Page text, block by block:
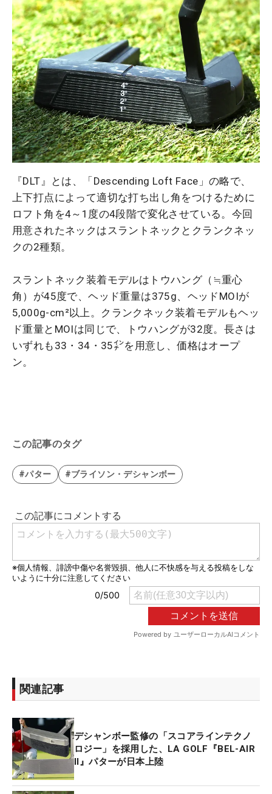
『DLT』とは、「Descending Loft Face」の略で、
上下打点によって適切な打ち出し角をつけるために
ロフト角を4～1度の4段階で変化させている。今回
用意されたネックはスラントネックとクランクネッ
クの2種類。
スラントネック装着モデルはトウハング（≒重心
角）が45度で、ヘッド重量は375g、ヘッドMOIが
5,000g-cm²以上。クランクネック装着モデルもヘッ
ド重量とMOIは同じで、トウハングが32度。長さは
いずれも33・34・35㌅を用意し、価格はオープ
ン。
この記事のタグ
#パター #ブライソン・デシャンボー
関連記事
デシャンボー監修の「スコアラインテクノ
ロジー」を採用した、LA GOLF『BEL-AIR
II』パターが日本上陸